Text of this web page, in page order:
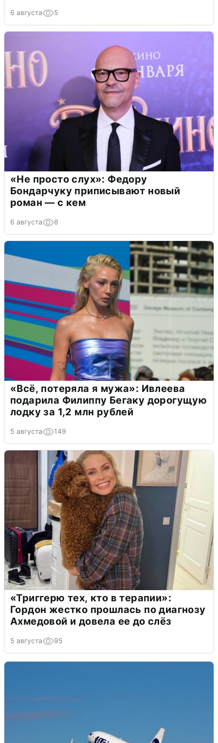
6 августа 5
«Не просто слух»: Федору
Бондарчуку приписывают новый
роман — с кем
6 августа 8
«Всё, потеряла я мужа»: Ивлеева
подарила Филиппу Бегаку дорогущую
лодку за 1,2 млн рублей
5 августа 149
«Триггерю тех, кто в терапии»:
Гордон жестко прошлась по диагнозу
Ахмедовой и довела ее до слёз
5 августа 95